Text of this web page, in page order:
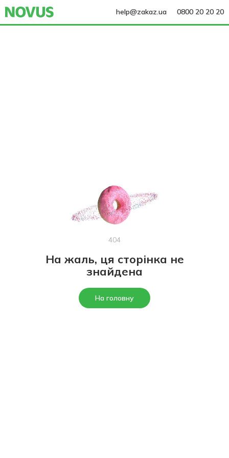
help@zakaz.ua 0800 20 20 20
404
На жаль, ця сторінка не
знайдена
На головну